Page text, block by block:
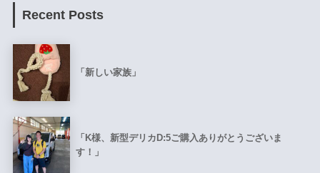
Recent Posts
「新しい家族」
「K様、新型デリカD:5ご購入ありがとうございま
す！」